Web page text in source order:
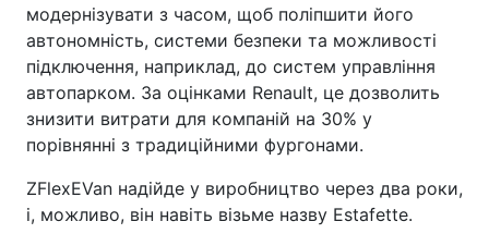
модернізувати з часом, щоб поліпшити його
автономність, системи безпеки та можливості
підключення, наприклад, до систем управління
автопарком. За оцінками Renault, це дозволить
знизити витрати для компаній на 30% у
порівнянні з традиційними фургонами.
ZFlexEVan надійде у виробництво через два роки,
і, можливо, він навіть візьме назву Estafette.